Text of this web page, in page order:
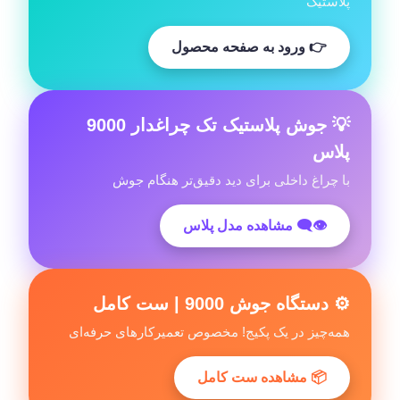
👉 ورود به صفحه محصول
💡 جوش پلاستیک تک چراغدار 9000
پلاس
با چراغ داخلی برای دید دقیق‌تر هنگام جوش
👁‍🗨 مشاهده مدل پلاس
⚙️ دستگاه جوش 9000 | ست کامل
همه‌چیز در یک پکیج! مخصوص تعمیرکارهای حرفه‌ای
📦 مشاهده ست کامل